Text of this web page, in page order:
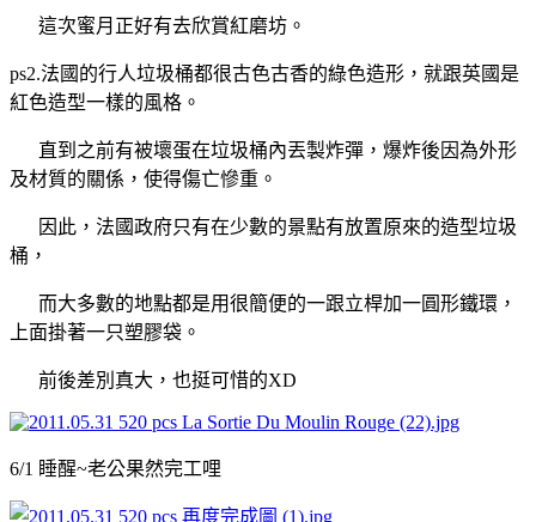
這次蜜月正好有去欣賞紅磨坊。
ps2.法國的行人垃圾桶都很古色古香的綠色造形，就跟英國是
紅色造型一樣的風格。
直到之前有被壞蛋在垃圾桶內丟製炸彈，爆炸後因為外形
及材質的關係，使得傷亡慘重。
因此，法國政府只有在少數的景點有放置原來的造型垃圾
桶，
而大多數的地點都是用很簡便的一跟立桿加一圓形鐵環，
上面掛著一只塑膠袋。
前後差別真大，也挺可惜的XD
6/1 睡醒~老公果然完工哩